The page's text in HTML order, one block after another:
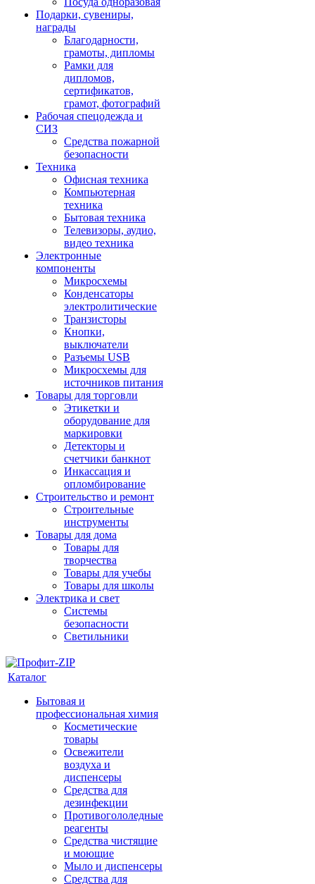
Подарки, сувениры,
награды
Благодарности,
грамоты, дипломы
Рамки для
дипломов,
сертификатов,
грамот, фотографий
Рабочая спецодежда и
СИЗ
Средства пожарной
безопасности
Техника
Офисная техника
Компьютерная
техника
Бытовая техника
Телевизоры, аудио,
видео техника
Электронные
компоненты
Микросхемы
Конденсаторы
электролитические
Транзисторы
Кнопки,
выключатели
Разъемы USB
Микросхемы для
источников питания
Товары для торговли
Этикетки и
оборудование для
маркировки
Детекторы и
счетчики банкнот
Инкассация и
опломбирование
Строительство и ремонт
Строительные
инструменты
Товары для дома
Товары для
творчества
Товары для учебы
Товары для школы
Электрика и свет
Системы
безопасности
Светильники
Каталог
Бытовая и
профессиональная химия
Косметические
товары
Освежители
воздуха и
диспенсеры
Средства для
дезинфекции
Противогололедные
реагенты
Средства чистящие
и моющие
Мыло и диспенсеры
Средства для